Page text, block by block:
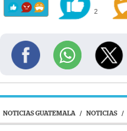
2
NOTICIAS GUATEMALA / NOTICIAS /